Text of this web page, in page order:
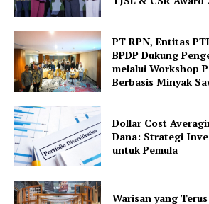
PT RPN, Entitas
BPDP Dukung
melalui Workshop
Berbasis Minyak
Dollar Cost
Dana: Strategi
untuk Pemula
Warisan yang